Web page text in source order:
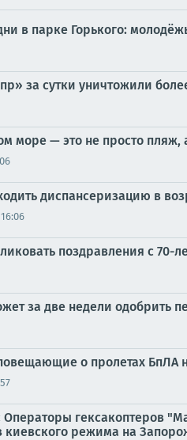
в парке Горького:
за сутки уничтожили
море — это не просто пляж,
диспансеризацию в
16:06
поздравления с 70-
за две недели одобрить
о пролетах БпЛА
гексакоптеров
киевского режима на